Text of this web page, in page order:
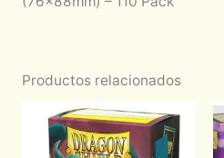
Productos relacionados